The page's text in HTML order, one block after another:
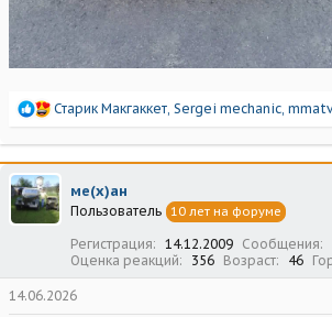
Р
а
к
ц
и
и
Старик Макгаккет, Sergei mechanic,
ме(х)ан
Пользователь 10 лет на форуме
Регистрация 14.12.2009 Сообщения
Оценка реакций
356 Возраст 46
14.06.2026